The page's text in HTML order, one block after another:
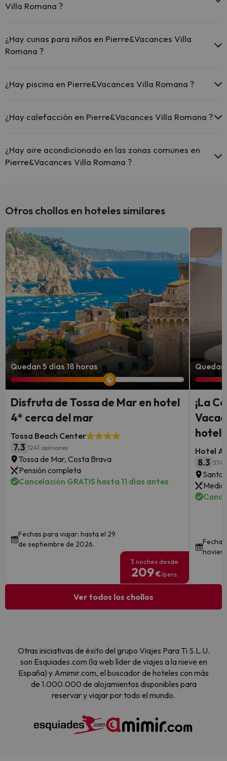
Villa Romana ?
petición y de pago directo en hotel). Consulta las condiciones.
¿Hay cunas para niños en Pierre&Vacances Villa
Romana ?
en hotel (solicítalo antes de iniciar tu viaje).
¿Hay piscina en Pierre&Vacances Villa Romana ?
ser de pago) Aquí tienes más info sobre la piscina y otras
Piscina al aire libre (temporada de verano)
¿Hay calefacción en Pierre&Vacances Villa Romana ?
comunes.
¿Hay aire acondicionado en las zonas comunes en
Pierre&Vacances Villa Romana ?
Otros chollos en hoteles similares
Quedan 5 días 18 horas
Disfruta de Tossa de Mar en hotel
4* cerca del mar
Tossa Beach Center
7.3 1241 opiniones
Tossa de Mar, Costa Brava
Pensión completa
Cancelación GRATIS hasta 11 días antes
Fechas para viajar: hasta el 29
de septiembre de 2026.
3 noches desde
209€/pers.
¡La
hotel
Hotel
8.3 374
Santa
Media
Ver todos los chollos
Otras iniciativas de éxito del grupo Viajes Para Ti S.L.U.
son Esquiades.com (la web líder de viajes a la nieve en
España) y Amimir.com, el buscador de hoteles con más
de 1.000.000 de alojamientos disponibles para
reservar y viajar por todo el mundo.